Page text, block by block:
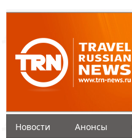
Новости Анонсы